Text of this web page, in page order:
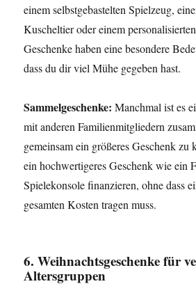
einem selbstgebastelten Spielzeug,
Kuscheltier oder einem
Geschenke haben eine besondere
dass du dir viel Mühe gegeben hast.
Sammelgeschenke: Manchmal ist es
mit anderen Familienmitgliedern
gemeinsam ein größeres Geschenk zu
ein hochwertigeres Geschenk wie ein
Spielekonsole finanzieren, ohne dass
gesamten Kosten tragen muss.
6. Weihnachtsgeschenke für
Altersgruppen